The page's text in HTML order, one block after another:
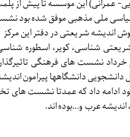
ملی مذهبی موفق شده بود
اندیشه شریعتی در دفتر این مرکز
شریعتی شناسی، کویر، اسطوره
نشست های فرهنگی
دانشگاهها پیرامون
های خود ادامه داد که عمدتا
عرب و…بوده اند.